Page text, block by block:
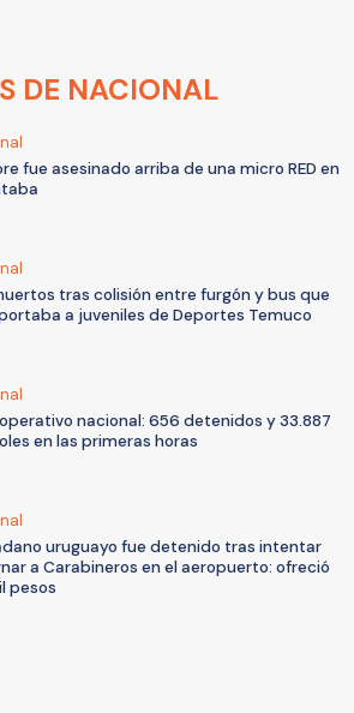
DE NACIONAL
fue asesinado arriba de una micro RED en
tras colisión entre furgón y bus que
a juveniles de Deportes Temuco
nacional: 656 detenidos y 33.887
en las primeras horas
uruguayo fue detenido tras intentar
a Carabineros en el aeropuerto: ofreció
pesos